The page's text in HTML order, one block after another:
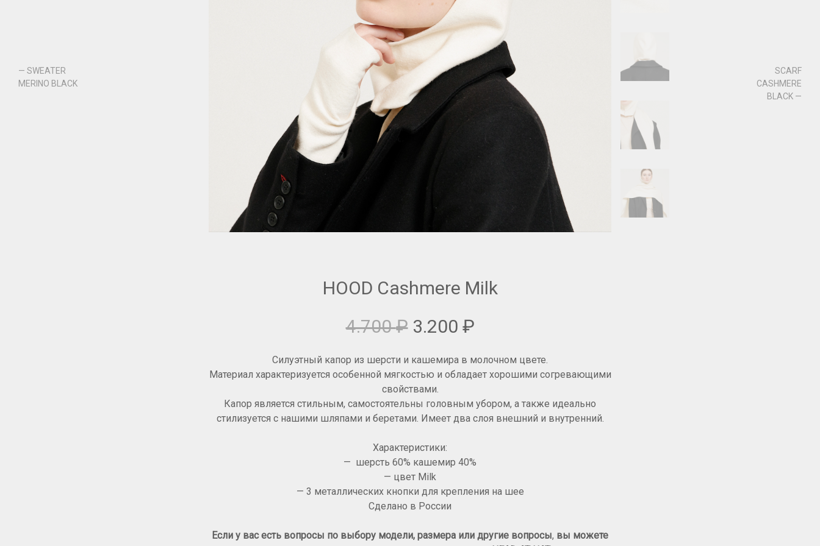
— SWEATER
MERINO BLACK
SCARF
СASHMERE
BLACK —
HOOD Cashmere Milk
4.700₽ 3.200 ₽
Силуэтный капор из шерсти и кашемира в молочном цвете.
Материал характеризуется особенной мягкостью и обладает хорошими согревающими
свойствами.
Капор является стильным, самостоятельны головным убором, а также идеально
стилизуется с нашими шляпами и беретами. Имеет два слоя внешний и внутренний.
Характеристики:
— шерсть 60% кашемир 40%
— цвет Milk
— 3 металлических кнопки для крепления на шее
Сделано в России
Если у вас есть вопросы по выбору модели, размера или другие вопросы, вы можете